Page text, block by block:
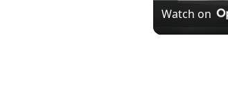
Watch on